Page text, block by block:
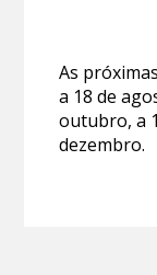
As
a 18 de
outubro, a
dezembro.